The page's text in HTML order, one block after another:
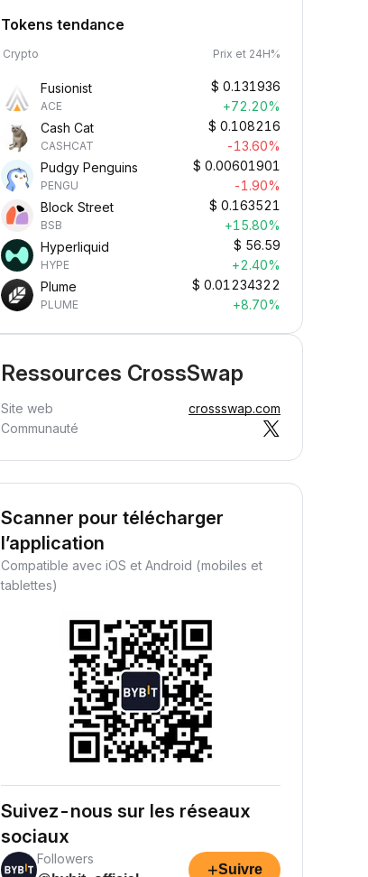
Tokens tendance
Crypto Prix et 24H%
Fusionist
ACE
$ 0.131936
+72.20%
Cash Cat
CASHCAT
$ 0.108216
-13.60%
Pudgy Penguins
PENGU
$ 0.00601901
-1.90%
Block Street
BSB
$ 0.163521
+15.80%
Hyperliquid
HYPE
$ 56.59
+2.40%
Plume
PLUME
$ 0.01234322
+8.70%
Ressources CrossSwap
Site web
crossswap.com
Communauté
Scanner pour télécharger
l’application
Compatible avec iOS et Android (mobiles et
tablettes)
Suivez-nous sur les réseaux
sociaux
Followers
+Suivre